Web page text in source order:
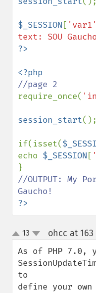
$_SESSION [ 'var1'
text: SOU
require_once(
session_start();
if(isset(
echo $_SESSION [
//OUTPUT: My
?>
up
down
13 ohcc at
As of PHP 7.0,
to
define your